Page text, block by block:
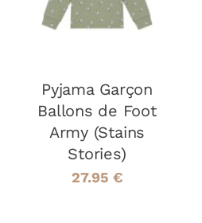
PRODUIT
A
OPTIONS
PEUVENT
ÊTRE
CHOISIES
SUR
LA
DÉTAILS
Pyjama Garçon
Ballons de Foot
Army (Stains
Stories)
27.95 €